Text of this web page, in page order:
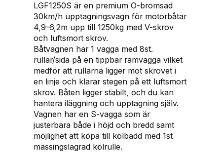
n
m
o
t
o
r
b
å
t
a
r
m
e
d
LGF1250S är en premium O-bromsad
30km/h upptagningsvagn för motorbåtar
4,9-6,2m upp till 1250kg med V-skrov
och luftsmort skrov.
Båtvagnen har 1 vagga med 8st.
rullar/sida på en tippbar ramvagga vilket
medför att rullarna ligger mot skrovet i
en linje och klarar stegen på ett luftsmort
skrov. Båten ligger stabilt, och du kan
hantera iläggning och upptagning själv.
Vagnen har en S-vagga som är
justerbara både i höjd och bredd samt
möjlighet att köpa till kölbädd med 1st
mässingslagrad kölrulle.